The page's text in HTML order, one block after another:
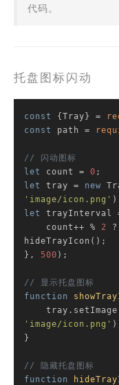
代码。
托盘图标闪动
const {Tray} =
const
path =
// 闪动图标
let
count = 0
let
tray = new
'image/icon.png'
let
trayInterval
    count++ %
2
hideTrayIcon();
}, 500 );
// 显示托盘图标
function
'image/icon.png'
}
// 隐藏托盘图标
function